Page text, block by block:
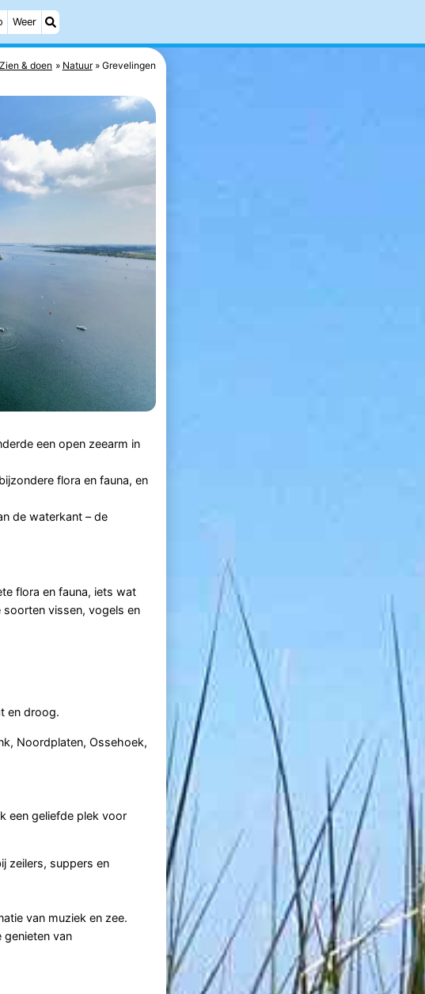
Weer
Zien & doen Natuur Grevelingen
een open zeearm in
flora en fauna, en
de waterkant – de
flora en fauna, iets wat
soorten vissen, vogels en
en droog.
Noordplaten, Ossehoek,
een geliefde plek voor
zeilers, suppers en
van muziek en zee.
van